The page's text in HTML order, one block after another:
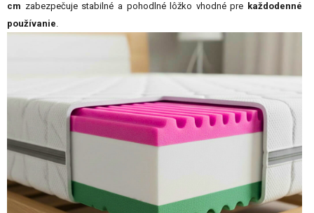
cm zabezpečuje stabilné a pohodlné lôžko vhodné pre každodenné
používanie.